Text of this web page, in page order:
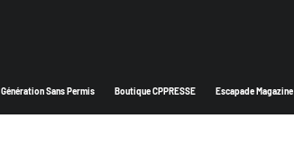
Génération Sans Permis Boutique CPPRESSE Escapade Magazine